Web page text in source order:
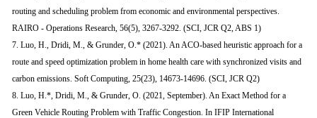
routing and scheduling problem from economic and environmental perspectives.
RAIRO - Operations Research, 56(5), 3267-3292. (SCI, JCR Q2, ABS 1)
7. Luo, H., Dridi, M., & Grunder, O.* (2021). An ACO-based heuristic approach for a
route and speed optimization problem in home health care with synchronized visits and
carbon emissions. Soft Computing, 25(23), 14673-14696. (SCI, JCR Q2)
8. Luo, H.*, Dridi, M., & Grunder, O. (2021, September). An Exact Method for a
Green Vehicle Routing Problem with Traffic Congestion. In IFIP International